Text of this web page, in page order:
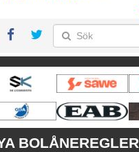
BOLÅNEREGLER